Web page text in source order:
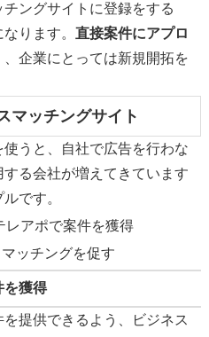
ングサイトに登録をする
ります。 直接案件にアプロ
、企業にとっては新規開拓を
マッチングサイト
うと、自社で広告を行わな
る会社が増えてきています
です。
レアポで案件を獲得
ッチングを促す
を獲得
提供できるよう、ビジネス